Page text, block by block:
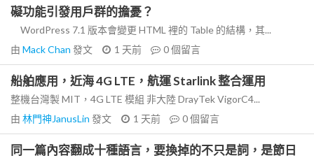
礙功能引發用戶群的擔憂？
WordPress 7.1 版本會變更 HTML 裡的 Table 的結構，其...
由 Mack Chan 發文 1 天前 0個留言
船舶應用，近海 4G LTE，航運 Starlink 整合運用
整機台灣製 MIT，4G LTE 模組 非大陸 DrayTek VigorC4...
由 林門神JanusLin 發文 1 天前 0個留言
同一篇內容翻成十種語言，要換掉的不只是詞，是節日